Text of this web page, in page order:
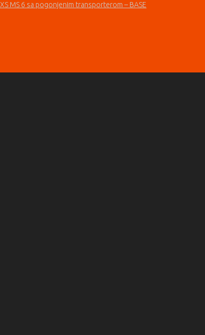
MS 6 sa pogonjenim transporterom – BASE